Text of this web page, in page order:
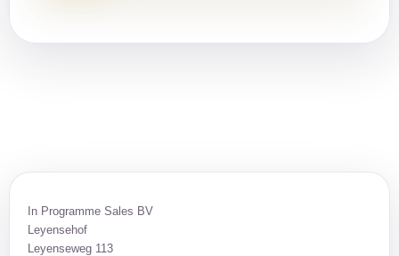
In Programme Sales BV
Leyensehof
Leyenseweg 113